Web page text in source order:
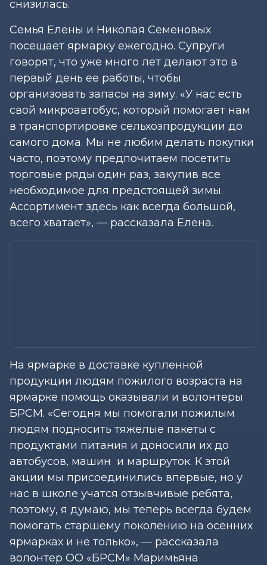
снизилась.
Семья Елены и Николая Семеновых
посещает ярмарку ежегодно. Супруги
говорят, что уже много лет делают это в
первый день ее работы, чтобы
организовать запасы на зиму. «У нас есть
свой микроавтобус, который помогает нам
в транспортировке сельхозпродукции до
самого дома. Мы не любим делать покупки
часто, поэтому предпочитаем посетить
торговые ряды один раз, закупив все
необходимое для предстоящей зимы.
Ассортимент здесь как всегда большой,
всего хватает», — рассказала Елена.
На ярмарке в доставке купленной
продукции людям пожилого возраста на
ярмарке помощь оказывали и волонтеры
БРСМ. «Сегодня мы помогали пожилым
людям подносить тяжелые пакеты с
продуктами питания и доносили их до
автобусов, машин и маршруток. К этой
акции мы присоединились впервые, но у
нас в школе учатся отзывчивые ребята,
поэтому, я думаю, мы теперь всегда будем
помогать старшему поколению на осенних
ярмарках и не только», — рассказала
волонтер ОО «БРСМ» Маримьяна